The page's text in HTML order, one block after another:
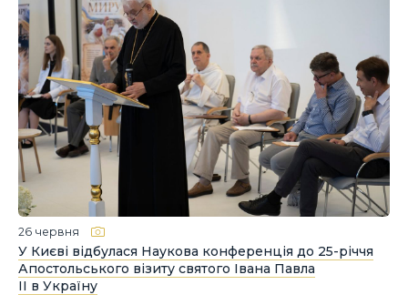
26 червня
У Києві відбулася Наукова конференція до 25-річчя
Апостольського візиту святого Івана Павла
ІІ в Україну